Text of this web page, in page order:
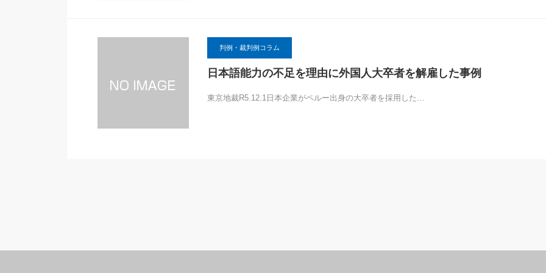
判例・裁判例コラム
日本語能力の不足を理由に外国人大卒者を解雇した事例
東京地裁R5.12.1日本企業がペルー出身の大卒者を採用した…